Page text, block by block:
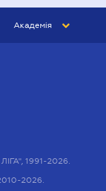
Академія
1991-2026.
2026.